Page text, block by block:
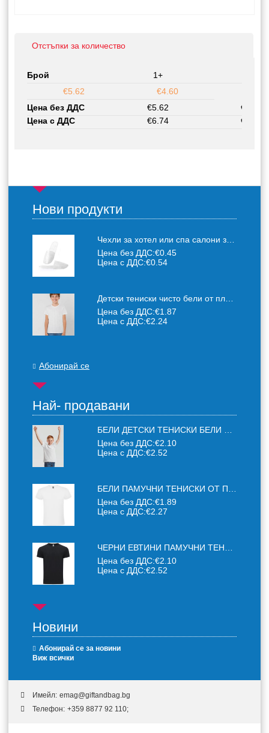
Отстъпки за количество
Брой 1+
€5.62
€4.60
Цена без ДДС
€5.62
€4.60
Цена с ДДС
€6.74 €5.52
Нови продукти
Чехли за хотел или спа салони за еднократна употреба един размер: 36-43
Цена без ДДС:€0.45
Цена с ДДС:€0.54
Детски тениски чисто бели от плътен 150 г /кв.м. памучен плат
Цена без ДДС:€1.87
Цена с ДДС:€2.24
Абонирай се
Най- продавани
БЕЛИ ДЕТСКИ ТЕНИСКИ БЕЛИ FRUIT OF THE LOOM
Цена без ДДС:€2.10
Цена с ДДС:€2.52
БЕЛИ ПАМУЧНИ ТЕНИСКИ ОТ ПАМУЧЕН ТЕКСТИЛ 150 Г
Цена без ДДС:€1.89
Цена с ДДС:€2.27
ЧЕРНИ ЕВТИНИ ПАМУЧНИ ТЕНИСКИ
Цена без ДДС:€2.10
Цена с ДДС:€2.52
Новини
Абонирай се за новини
Виж всички
Имейл: emag@giftandbag.bg
Телефон: +359 8877 92 110;